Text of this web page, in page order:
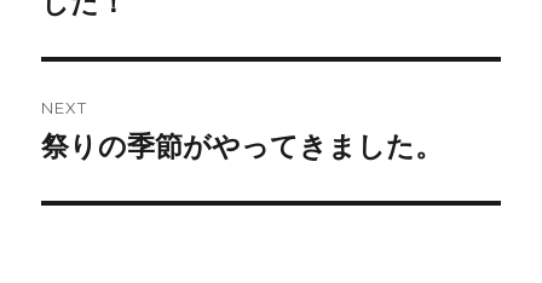
ビ
ゲ
ー
シ
NEXT
Next
祭りの季節がやってきました。